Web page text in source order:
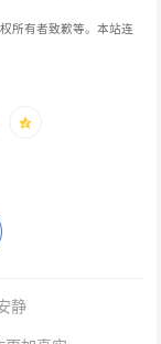
所有者致歉等。本站连
静